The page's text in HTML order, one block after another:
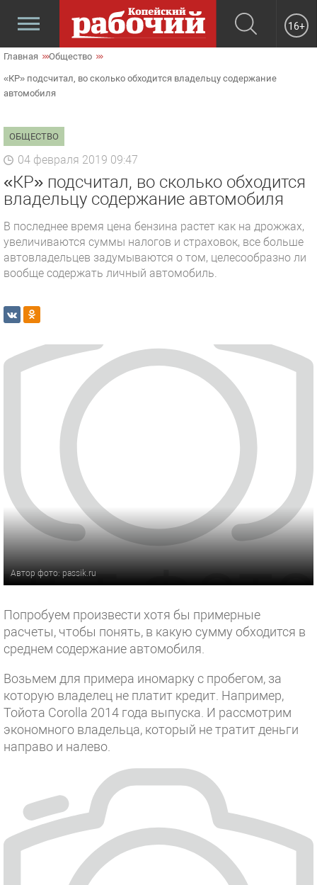
16+
Главная Общество
«КР» подсчитал, во сколько обходится владельцу содержание
автомобиля
ОБЩЕСТВО
04 февраля 2019 09:47
«КР» подсчитал, во сколько обходится
владельцу содержание автомобиля
В последнее время цена бензина растет как на дрожжах,
увеличиваются суммы налогов и страховок, все больше
автовладельцев задумываются о том, целесообразно ли
вообще содержать личный автомобиль.
Автор фото: passik.ru
Попробуем произвести хотя бы примерные
расчеты, чтобы понять, в какую сумму обходится в
среднем содержание автомобиля.
Возьмем для примера иномарку с пробегом, за
которую владелец не платит кредит. Например,
Тойота Corolla 2014 года выпуска. И рассмотрим
экономного владельца, который не тратит деньги
направо и налево.